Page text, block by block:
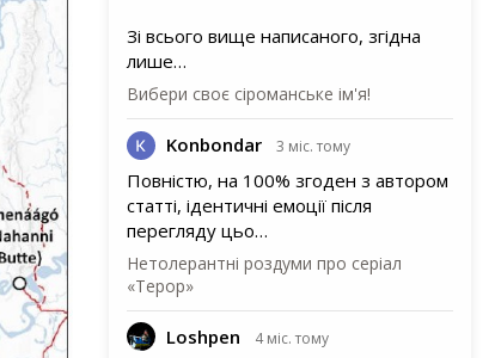
Зі всього вище написаного, згідна
лише…
Вибери своє сіроманське ім'я!
Konbondar 3 міс. тому
Повністю, на 100% згоден з автором
статті, ідентичні емоції після
перегляду цьо…
Нетолерантні роздуми про серіал
«Терор»
Loshpen 4 міс. тому